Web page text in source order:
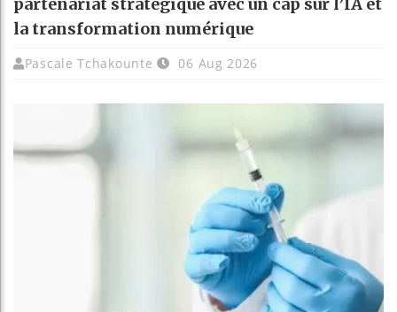
partenariat stratégique avec un cap sur l’IA et
la transformation numérique
Pascale Tchakounte 06 Aug 2026